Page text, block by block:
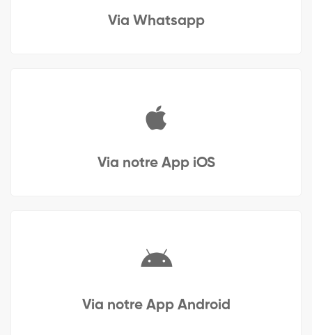
Via Whatsapp
Via notre App iOS
Via notre App Android